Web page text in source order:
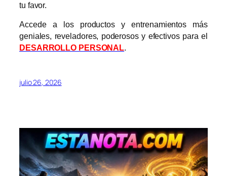
tu favor.
Accede a los productos y entrenamientos más
geniales, reveladores, poderosos y efectivos para el
DESARROLLO PERSONAL.
julio 26, 2026